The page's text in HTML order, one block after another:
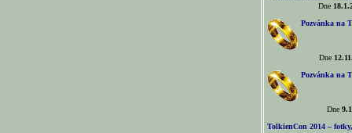
Dne
Pozvánka na
Dne
Pozvánka na
Dne
TolkienCon 2014 –